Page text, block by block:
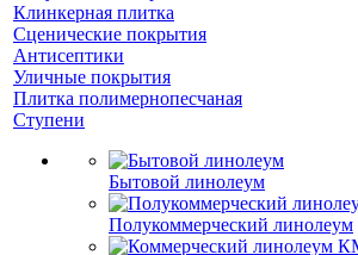
Клинкерная плитка
Сценические покрытия
Антисептики
Уличные покрытия
Плитка полимернопесчаная
Ступени
Бытовой линолеум
Полукоммерческий линолеум